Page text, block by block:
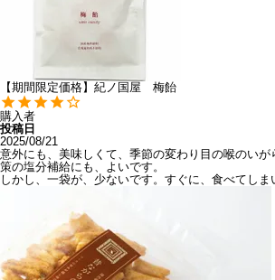
【期間限定価格】紀ノ国屋 梅飴
購入者
投稿日
2025/08/21
意外にも、美味しくて、季節の変わり目の喉のい
策の塩分補給にも、よいです。
しかし、一袋が、少ないです。すぐに、食べてしま